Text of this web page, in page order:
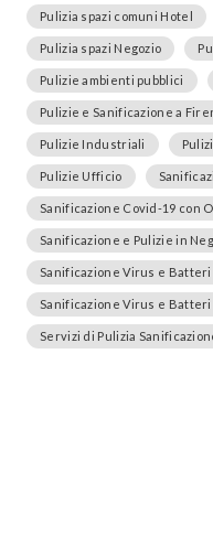
Pulizia spazi comuni Hotel
Pulizia spazi Negozio
Pulizie ambienti pubblici
Pulizie e Sanificazione a
Pulizie Industriali
Pulizie Ufficio
Sanificazione Covid-19 con
Sanificazione e Pulizie in
Sanificazione Virus e
Sanificazione Virus e Batteri
Servizi di Pulizia